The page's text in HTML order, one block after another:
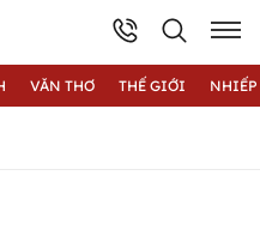
VĂN THƠ THẾ GIỚI